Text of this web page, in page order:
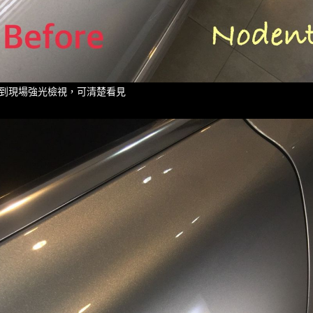
現場強光檢視，可清楚看見